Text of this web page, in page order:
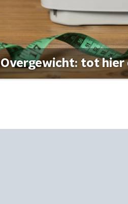
Overgewicht: tot hier